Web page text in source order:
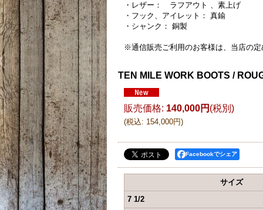
・レザー： ラフアウト 、素上げ
・フック、アイレット： 真鍮
・シャンク： 銅製
※通信販売ご利用のお客様は、当店の
TEN MILE WORK BOOTS /
販売価格: 140,000円 (税別)
(税込: 154,000円)
Facebookでシェア
サイズ
7 1/2